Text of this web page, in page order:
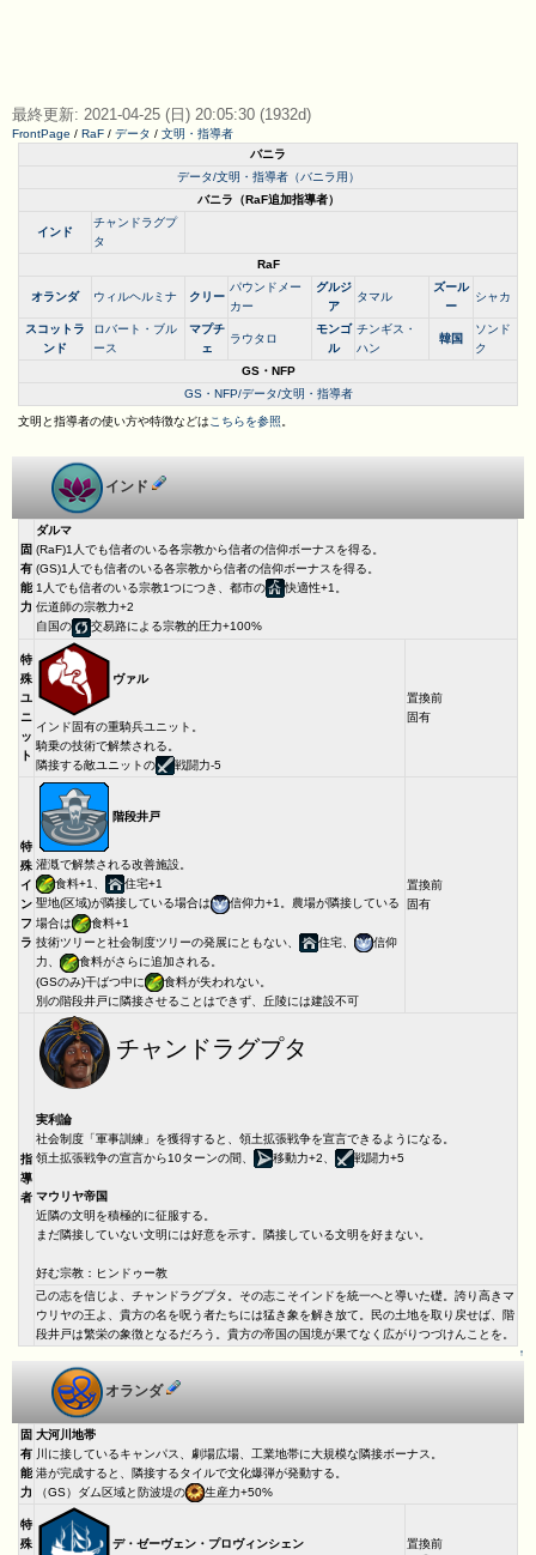
最終更新: 2021-04-25 (日) 20:05:30 (1932d)
FrontPage / RaF / データ / 文明・指導者
バニラ
データ/文明・指導者（バニラ用）
バニラ（RaF追加指導者）
インド
チャンドラグプ
タ
RaF
オランダ ウィルヘルミナ クリー
パウンドメー
カー
グルジ
ア
タマル
ズール
ー
シャカ
スコットラ
ンド
ロバート・ブル
ース
マプチ
ェ
ラウタロ
モンゴ
ル
チンギス・
ハン
韓国
ソンド
ク
GS・NFP
GS・NFP/データ/文明・指導者
文明と指導者の使い方や特徴などは こちらを参照
インド
固
有
能
力
ダルマ
(RaF)1人でも信者のいる各宗教から信者の信仰ボーナスを得る。
(GS)1人でも信者のいる各宗教から信者の信仰ボーナスを得る。
1人でも信者のいる宗教1つにつき、都市の
快適性+1。
伝道師の宗教力+2
自国の
交易路による宗教的圧力+100%
特
殊
ユ
ニ
ッ
ト
ヴァル
インド固有の重騎兵ユニット。
騎乗の技術で解禁される。
隣接する敵ユニットの
戦闘力-5
置換前
固有
特
殊
イ
ン
フ
ラ
階段井戸
灌漑で解禁される改善施設。
食料+1、
住宅+1
聖地(区域)が隣接している場合は
信仰力+1。農場が隣接している
場合は
食料+1
技術ツリーと社会制度ツリーの発展にともない、
住宅、
信仰
力、
食料がさらに追加される。
(GSのみ)干ばつ中に
食料が失われない。
別の階段井戸に隣接させることはできず、丘陵には建設不可
置換前
固有
指
導
者
チャンドラグプタ
実利論
社会制度「軍事訓練」を獲得すると、領土拡張戦争を宣言できるようになる。
領土拡張戦争の宣言から10ターンの間、
移動力+2、 戦闘力+5
マウリヤ帝国
近隣の文明を積極的に征服する。
まだ隣接していない文明には好意を示す。隣接している文明を好まない。
好む宗教：ヒンドゥー教
己の志を信じよ、チャンドラグプタ。その志こそインドを統一へと導いた礎。誇り高きマ
ウリヤの王よ、貴方の名を呪う者たちには猛き象を解き放て。民の土地を取り戻せば、階
段井戸は繁栄の象徴となるだろう。貴方の帝国の国境が果てなく広がりつづけんことを。
↑
オランダ
固
有
能
力
大河川地帯
川に接しているキャンパス、劇場広場、工業地帯に大規模な隣接ボーナス。
港が完成すると、隣接するタイルで文化爆弾が発動する。
（GS）ダム区域と防波堤の
生産力+50%
特
殊
デ・ゼーヴェン・プロヴィンシェン 置換前